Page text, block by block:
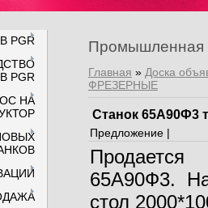
PGR
PGR
НА
Промышленная
Главная » Доска
ФРЕЗЕРНЫЕ
Станок 65А90Ф3
Предложение |
65А90Ф3.
стол